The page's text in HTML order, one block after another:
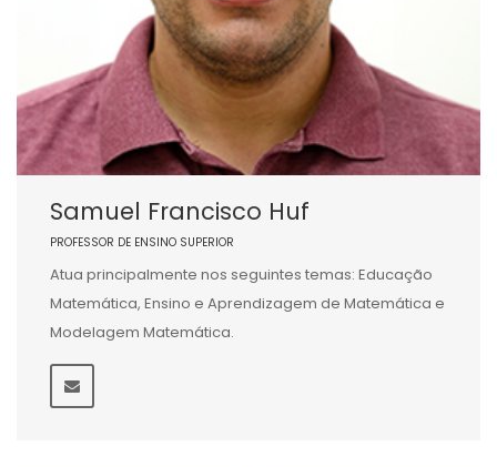
Samuel Francisco Huf
PROFESSOR DE ENSINO SUPERIOR
Atua principalmente nos seguintes temas: Educação
Matemática, Ensino e Aprendizagem de Matemática e
Modelagem Matemática.